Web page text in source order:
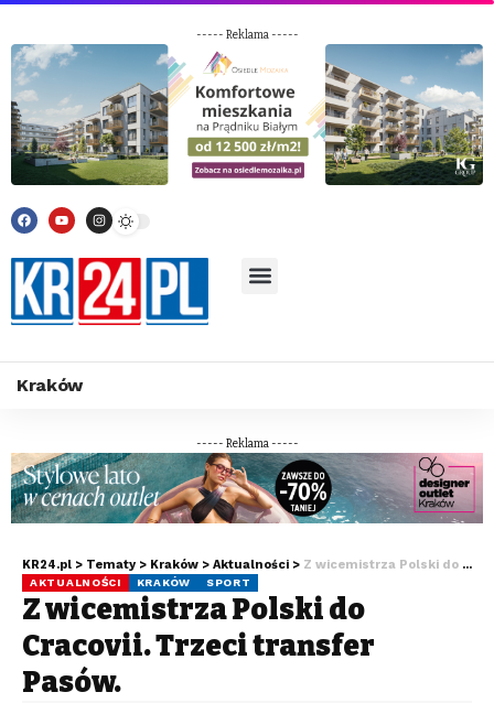
----- Reklama -----
Kraków
----- Reklama -----
KR24.pl > Tematy > Kraków > Aktualności > Z wicemistrza Polski do Cracovii. Trzeci transfer Pasów.
AKTUALNOŚCI KRAKÓW SPORT
Z wicemistrza Polski do
Cracovii. Trzeci transfer
Pasów.